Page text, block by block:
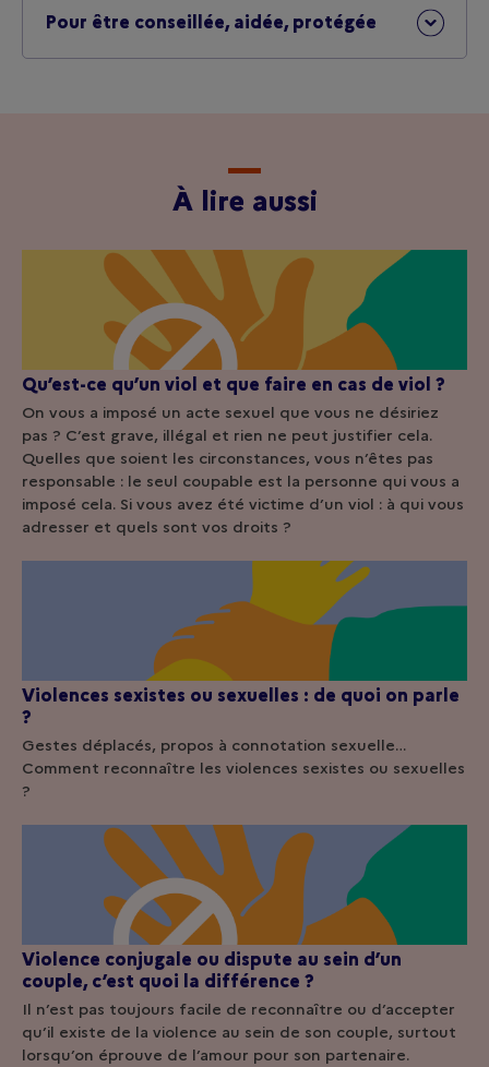
Pour être conseillée, aidée, protégée
À lire aussi
Qu’est-ce qu’un viol et que faire en cas de viol ?
On vous a imposé un acte sexuel que vous ne désiriez
pas ? C’est grave, illégal et rien ne peut justifier cela.
Quelles que soient les circonstances, vous n’êtes pas
responsable : le seul coupable est la personne qui vous a
imposé cela. Si vous avez été victime d’un viol : à qui vous
adresser et quels sont vos droits ?
Violences sexistes ou sexuelles : de quoi on parle
?
Gestes déplacés, propos à connotation sexuelle…
Comment reconnaître les violences sexistes ou sexuelles
?
Violence conjugale ou dispute au sein d’un
couple, c’est quoi la différence ?
Il n’est pas toujours facile de reconnaître ou d’accepter
qu’il existe de la violence au sein de son couple, surtout
lorsqu’on éprouve de l’amour pour son partenaire.